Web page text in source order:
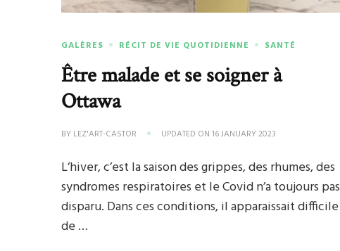
GALÈRES RÉCIT DE VIE QUOTIDIENNE SANTÉ
Être malade et se soigner à
Ottawa
BY LEZ'ART-CASTOR UPDATED ON16 JANUARY 2023
L’hiver, c’est la saison des grippes, des rhumes, des
syndromes respiratoires et le Covid n’a toujours pas
disparu. Dans ces conditions, il apparaissait difficile
de …